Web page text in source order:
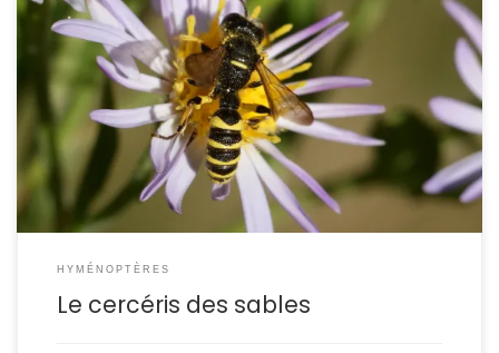
Les cercéris sont des guêpes fouisseuses spécialisées dans la
capture de charançons. Les femelles les paralysent par une
piqure, puis les enterrent avec leur œuf. La larve à l’éclosion aura
à sa disposition de la nourriture encore fraiche. Cerceris arenaria
POSITION SYSTÉMATIQUE : Insecte, Hyménoptère, Apocrite Famille
des Crabronidae ETYMOLOGIE : Cerceris est le […]
HYMÉNOPTÈRES
Le cercéris des sables